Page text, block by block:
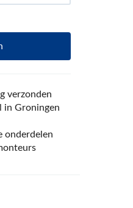
verzonden
in Groningen
onderdelen